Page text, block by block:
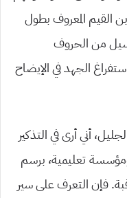
القيم المعروف بطول
من الحروف
الجهد في الإيضاح
أني أرى في التذكير
تعليمية، برسم
فإن التعرف على سير